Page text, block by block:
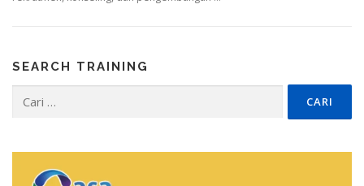
SEARCH TRAINING
untuk: